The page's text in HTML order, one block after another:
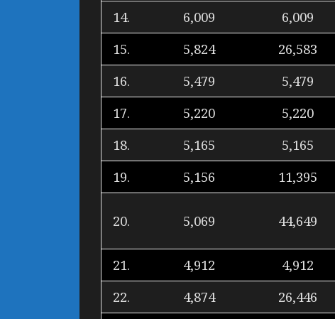
14.
6,009 6,009
15.
5,824 26,583
16.
5,479 5,479
17.
5,220 5,220
18.
5,165 5,165
19.
5,156 11,395
20. 5,069 44,649
21.
4,912 4,912
22.
4,874 26,446